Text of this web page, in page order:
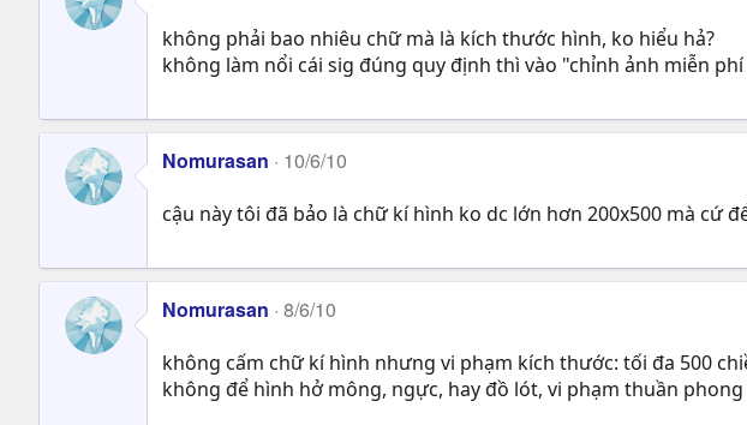
không phải bao nhiêu chữ mà là kích thước hình, ko hiểu hả?
không làm nổi cái sig đúng quy định thì vào "chỉnh ảnh miễn
Nomurasan 10/6/10
cậu này tôi đã bảo là chữ kí hình ko dc lớn hơn 200x500 mà cứ
Nomurasan 8/6/10
không cấm chữ kí hình nhưng vi phạm kích thước: tối đa 500
không để hình hở mông, ngực, hay đồ lót, vi phạm thuần